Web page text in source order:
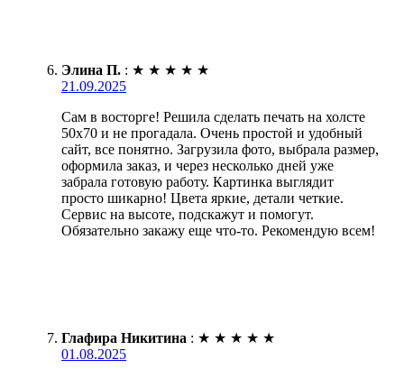
Элина П. : ★ ★ ★ ★ ★
21.09.2025
Сам в восторге! Решила сделать печать на холсте
50х70 и не прогадала. Очень простой и удобный
сайт, все понятно. Загрузила фото, выбрала размер,
оформила заказ, и через несколько дней уже
забрала готовую работу. Картинка выглядит
просто шикарно! Цвета яркие, детали четкие.
Сервис на высоте, подскажут и помогут.
Обязательно закажу еще что-то. Рекомендую всем!
Глафира Никитина : ★ ★ ★ ★ ★
01.08.2025